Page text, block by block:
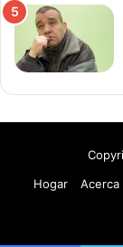
Hogar